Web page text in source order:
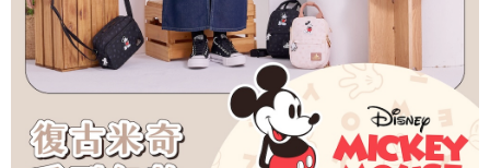
【注意事項】
１．透過由恩沛科技股份有限公司提供之「AFTEE先享後付」服務完成之交
易，需依本服務之必要範圍內提供個人資料，並將交易相關給付款項請求債
權轉讓予恩沛科技股份有限公司。
２．關於個人資料處理事宜，請瀏覽以下網址：
https://aftee.tw/terms/#terms3
３．未成年的使用者請事先徵得法定代理人或監護人之同意方可使用
「AFTEE先享後付」，若未經同意申辦者引起之損失，本公司不負相關責
7-11取貨付款
每筆NT$80，滿NT$1,000(含以上)免運費
付款後7-11取貨
每筆NT$80，滿NT$1,000(含以上)免運費
宅配